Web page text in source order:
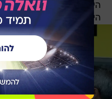
היה אמור לשחק כלל, לא
היה נקנס", אמר גורם